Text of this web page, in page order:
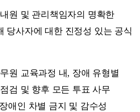
원 및 관리책임자의 명확한
당사자에 대한 진정성 있는 공식
원 교육과정 내, 장애 유형별
검 및 향후 모든 투표 사무
애인 차별 금지 및 감수성